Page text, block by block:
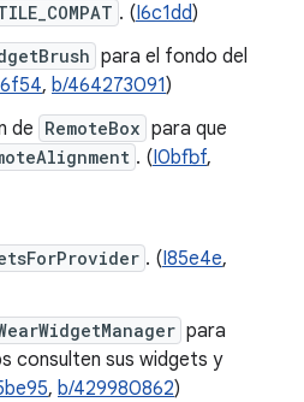
. (I6c1dd)
para el fondo del
, b/464273091)
de RemoteBox para que
. (I0bfbf,
. (I85e4e,
para
consulten sus widgets y
, b/429980862)